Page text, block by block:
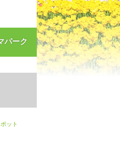
パーク
ット